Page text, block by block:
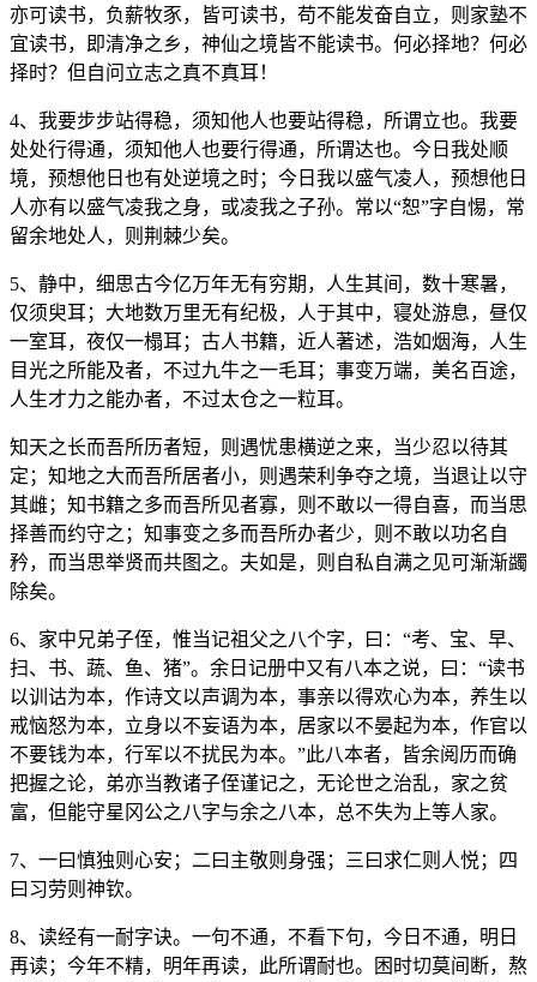
亦可读书，负薪牧豕，皆可读书，苟不能发奋自立，则家塾不
宜读书，即清净之乡，神仙之境皆不能读书。何必择地？何必
择时？但自问立志之真不真耳！
4、我要步步站得稳，须知他人也要站得稳，所谓立也。我要
处处行得通，须知他人也要行得通，所谓达也。今日我处顺
境，预想他日也有处逆境之时；今日我以盛气凌人，预想他日
人亦有以盛气凌我之身，或凌我之子孙。常以“恕”字自惕，常
留余地处人，则荆棘少矣。
5、静中，细思古今亿万年无有穷期，人生其间，数十寒暑，
仅须臾耳；大地数万里无有纪极，人于其中，寝处游息，昼仅
一室耳，夜仅一榻耳；古人书籍，近人著述，浩如烟海，人生
目光之所能及者，不过九牛之一毛耳；事变万端，美名百途，
人生才力之能办者，不过太仓之一粒耳。
知天之长而吾所历者短，则遇忧患横逆之来，当少忍以待其
定；知地之大而吾所居者小，则遇荣利争夺之境，当退让以守
其雌；知书籍之多而吾所见者寡，则不敢以一得自喜，而当思
择善而约守之；知事变之多而吾所办者少，则不敢以功名自
矜，而当思举贤而共图之。夫如是，则自私自满之见可渐渐蠲
除矣。
6、家中兄弟子侄，惟当记祖父之八个字，曰：“考、宝、早、
扫、书、蔬、鱼、猪”。余日记册中又有八本之说，曰：“读书
以训诂为本，作诗文以声调为本，事亲以得欢心为本，养生以
戒恼怒为本，立身以不妄语为本，居家以不晏起为本，作官以
不要钱为本，行军以不扰民为本。”此八本者，皆余阅历而确
把握之论，弟亦当教诸子侄谨记之，无论世之治乱，家之贫
富，但能守星冈公之八字与余之八本，总不失为上等人家。
7、一曰慎独则心安；二曰主敬则身强；三曰求仁则人悦；四
曰习劳则神钦。
8、读经有一耐字诀。一句不通，不看下句，今日不通，明日
再读；今年不精，明年再读，此所谓耐也。困时切莫间断，熬